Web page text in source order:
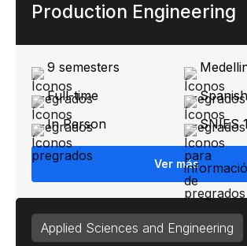
Production Engineering
9 semesters
Full-time
Spanish
In Person
SNIES
Ver más
Applied Sciences and Engineering